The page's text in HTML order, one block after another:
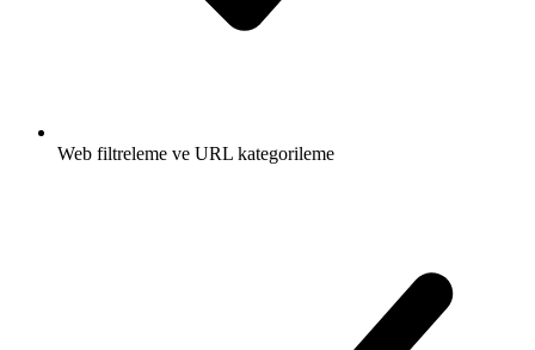
Web filtreleme ve URL kategorileme